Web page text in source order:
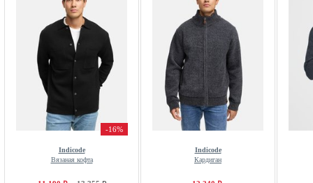
-16%
Indicode
Вязаная кофта
Indicode
Кардиган